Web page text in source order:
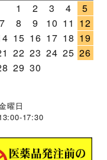
1
2 3 4
5
7 8 9 10 11 12
15 16 17 18 19
22 23 24 25 26
29 30
曜日
17:30